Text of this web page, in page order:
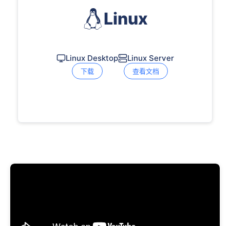
Linux
Linux Desktop
下载
Linux Server
查看文档